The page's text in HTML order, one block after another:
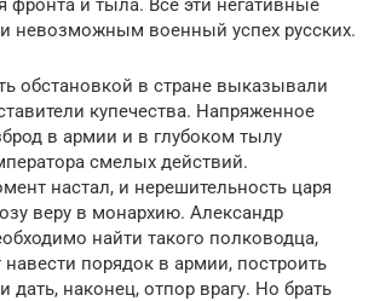
фронта и тыла. Все эти негативные
невозможным военный успех русских.
обстановкой в стране выказывали
купечества. Напряженное
в армии и в глубоком тылу
смелых действий.
настал, и нерешительность царя
веру в монархию. Александр
найти такого полководца,
порядок в армии, построить
дать, наконец, отпор врагу. Но брать